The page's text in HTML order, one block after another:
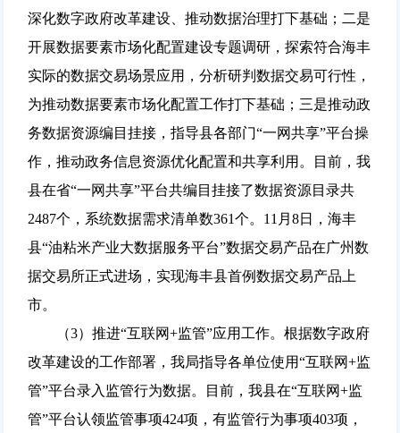
深化数字政府改革建设、推动数据治理打下基础；二是
开展数据要素市场化配置建设专题调研，探索符合海丰
实际的数据交易场景应用，分析研判数据交易可行性，
为推动数据要素市场化配置工作打下基础；三是推动政
务数据资源编目挂接，指导县各部门“一网共享”平台操
作，推动政务信息资源优化配置和共享利用。目前，我
县在省“一网共享”平台共编目挂接了数据资源目录共
2487个，系统数据需求清单数361个。11月8日，海丰
县“油粘米产业大数据服务平台”数据交易产品在广州数
据交易所正式进场，实现海丰县首例数据交易产品上
市。
（3）推进“互联网+监管”应用工作。根据数字政府
改革建设的工作部署，我局指导各单位使用“互联网+监
管”平台录入监管行为数据。目前，我县在“互联网+监
管”平台认领监管事项424项，有监管行为事项403项，